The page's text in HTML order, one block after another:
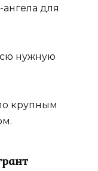
для
нужную
крупным